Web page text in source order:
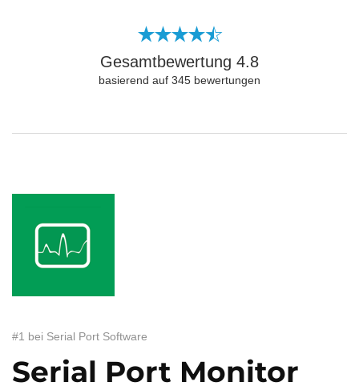
Gesamtbewertung 4.8
basierend auf 345 bewertungen
#1 bei Serial Port Software
Serial Port Monitor